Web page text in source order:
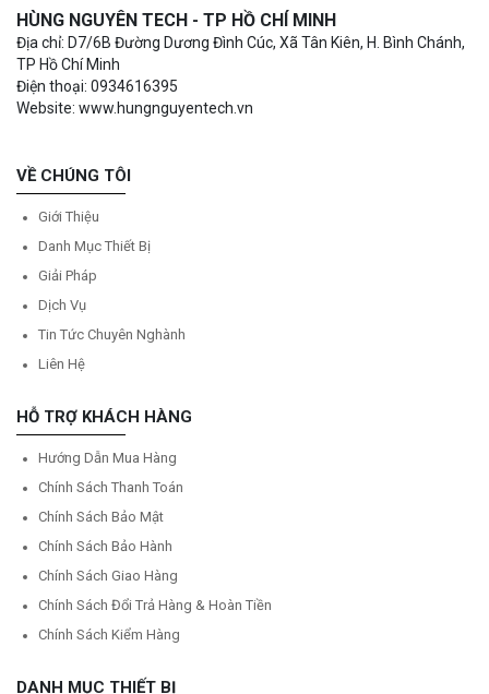
HÙNG NGUYÊN TECH - TP HỒ CHÍ MINH
Địa chỉ: D7/6B Đường Dương Đình Cúc, Xã Tân Kiên, H. Bình Chánh,
TP Hồ Chí Minh
Điện thoại: 0934616395
Website: www.hungnguyentech.vn
VỀ CHÚNG TÔI
Giới Thiệu
Danh Mục Thiết Bị
Giải Pháp
Dịch Vụ
Tin Tức Chuyên Nghành
Liên Hệ
HỖ TRỢ KHÁCH HÀNG
Hướng Dẫn Mua Hàng
Chính Sách Thanh Toán
Chính Sách Bảo Mật
Chính Sách Bảo Hành
Chính Sách Giao Hàng
Chính Sách Đổi Trả Hàng & Hoàn Tiền
Chính Sách Kiểm Hàng
DANH MỤC THIẾT BỊ